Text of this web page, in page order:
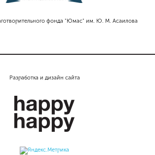
фонда "Юмас" им. Ю. М. Асаилова
Разработка и дизайн сайта